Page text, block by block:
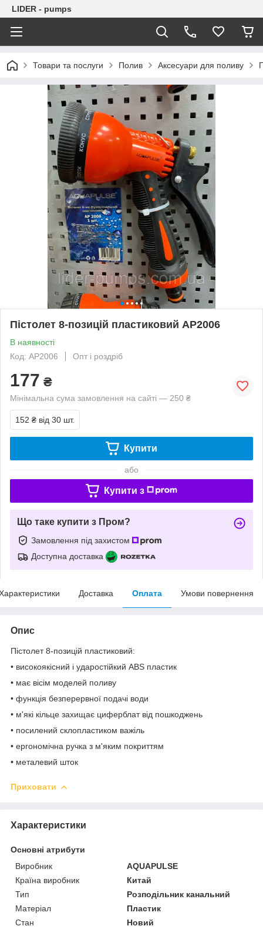
LIDER - pumps
Товари та послуги Полив Аксесуари для поливу
Пістолет 8-позицій пластиковий АР2006
В наявності
Код: АР2006
Опт і роздріб
177 ₴
Мінімальна сума замовлення на сайті — 250 ₴
152 ₴ від 30 шт.
Купити
або
Купити з
Що таке купити з Пром?
Замовлення під захистом
Доступна доставка
Доставка Оплата Умови повернення
Опис
Пістолет 8-позицій пластиковий:
• високоякісний і ударостійкий ABS пластик
• має вісім моделей поливу
• функція безперервної подачі води
• м'які кільце захищає циферблат від пошкоджень
• посилений склопластиком важіль
• ергономічна ручка з м'яким покриттям
• металевий шток
Приховати
Характеристики
Основні атрибути
Виробник
AQUAPULSE
Країна виробник
Китай
Тип
Розподільник канальний
Матеріал
Пластик
Стан
Новий